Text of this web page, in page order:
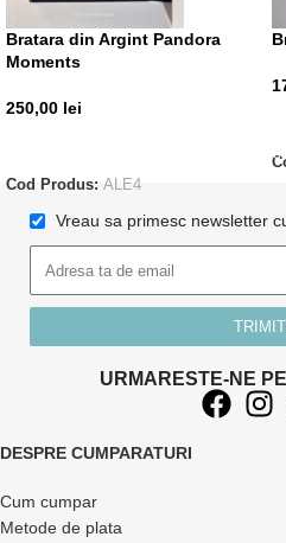
Bratara din Argint Pandora
Moments
250,00 lei
Cod Produs: ALE4
Vreau sa primesc newsletter
URMARESTE-NE
DESPRE CUMPARATURI
Cum cumpar
Metode de plata